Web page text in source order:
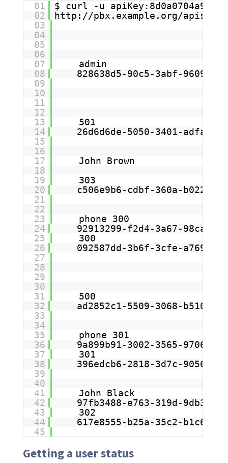
01
$ curl -u
02
http://pbx.example.org/apis/
03
04
05
06
07
admin
08
828638d5-90c5-3abf-9609-
09
10
11
12
13
501
14
26d6d6de-5050-3401-adfa-
15
16
17
John Brown
18
19
303
20
c506e9b6-cdbf-360a-b022-
21
22
23
phone 300
24
92913299-f2d4-3a67-98ca-
25
300
26
092587dd-3b6f-3cfe-a769-
27
28
29
30
31
500
32
ad2852c1-5509-3068-b510-
33
34
35
phone 301
36
9a899b91-3002-3565-9706-
37
301
38
396edcb6-2818-3d7c-9056-
39
40
41
John Black
42
97fb3488-e763-319d-9db3-
43
302
44
617e8555-b25a-35c2-b1c6-
45
Getting a user status